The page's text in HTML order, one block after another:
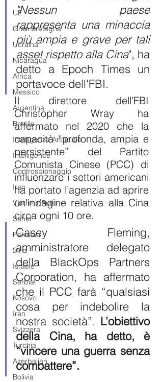
UE
Gran Bretagna
Ucraina
Nicaragua
Africa
Messico
Argentina
Brasile
Intelligenza Artificiale
Intelligence
Controspionaggio
Iran
Vladimir Putin
Sahel
Pakistan
Siria
Israele
Serbia
Kosovo
Iran
Svizzera
Turchia
Azerbaijan
Bolivia
"Nessun paese
rappresenta una minaccia
più ampia e grave per tali
asset rispetto alla Cina", ha
detto a Epoch Times un
portavoce dell'FBI.
Il direttore dell’FBI
Christopher Wray ha
affermato nel 2020 che la
capacità “profonda, ampia e
persistente” del Partito
Comunista Cinese (PCC) di
influenzare i settori americani
ha portato l’agenzia ad aprire
un’indagine relativa alla Cina
circa ogni 10 ore.
Casey Fleming,
amministratore delegato
della BlackOps Partners
Corporation, ha affermato
che il PCC farà “qualsiasi
cosa per indebolire la
nostra società”. L’obiettivo
della Cina, ha detto, è
“vincere una guerra senza
combattere”.